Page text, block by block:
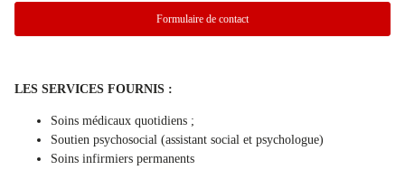
Formulaire de contact
LES SERVICES FOURNIS :
Soins médicaux quotidiens ;
Soutien psychosocial (assistant social et psychologue)
Soins infirmiers permanents